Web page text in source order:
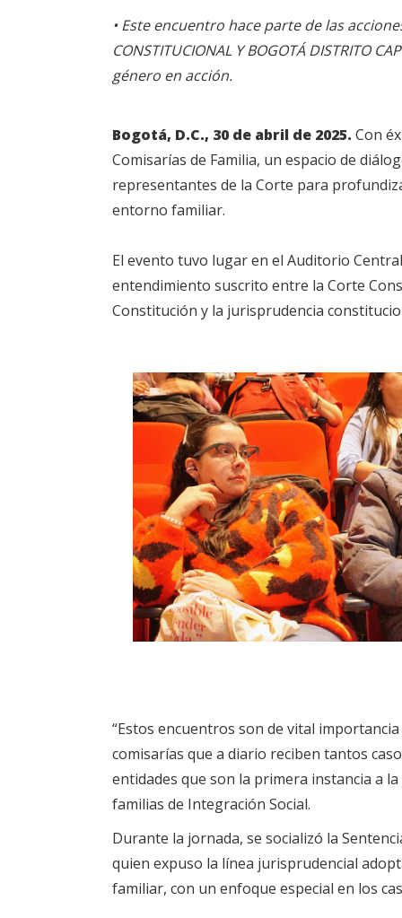
•Este encuentro hace parte de las acciones
CONSTITUCIONAL Y BOGOTÁ
género en acción.
Bogotá, D.C., 30 de abril de 2025. Con
Comisarías de Familia, un espacio de
representantes de la Corte para
entorno familiar.
El evento tuvo lugar en el Auditorio
entendimiento suscrito entre la Corte
Constitución y la jurisprudencia
“Estos encuentros son de vital
comisarías que a diario reciben tantos
entidades que son la primera instancia a
familias de Integración Social.
Durante la jornada, se socializó la
quien expuso la línea jurisprudencial
familiar, con un enfoque especial en los